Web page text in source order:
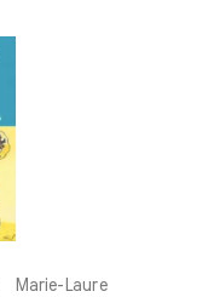
Marie-Laure